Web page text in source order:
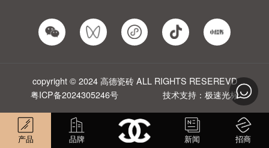
copyright © 2024 高德瓷砖 ALL RIGHTS RESEREVD
粤ICP备2024305246号
技术支持：极速光标
产品 品牌 新闻 招商